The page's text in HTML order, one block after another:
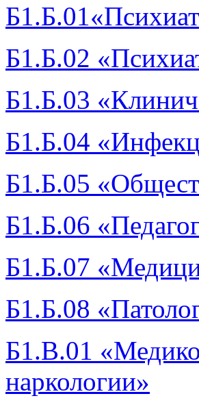
Б1.Б.02
Б1.Б.03
Б1.Б.04
Б1.Б.05
Б1.Б.06
Б1.Б.07
Б1.Б.08
Б1.В.01
наркологии»